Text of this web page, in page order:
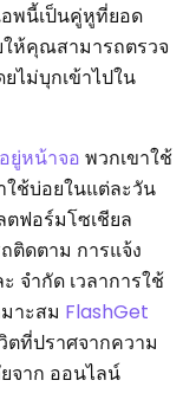
พนี้เป็นคู่หูที่ยอด
ให้คุณสามารถตรวจ
ไม่บุกเข้าไปใน
ยู่หน้าจอ พวกเขาใช้
ช้บ่อยในแต่ละวัน
ฟอร์มโซเชียล
ติดตาม การแจ้ง
จำกัด เวลาการใช้
าะสม FlashGet
ที่ปราศจากความ
จาก ออนไลน์